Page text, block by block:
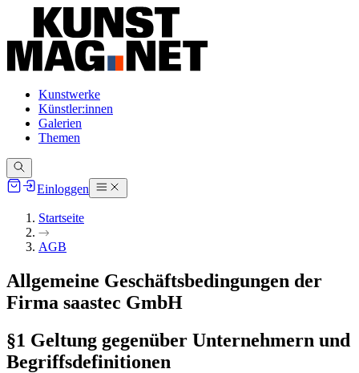
Kunstwerke
Künstler:innen
Galerien
Themen
Einloggen
Startseite
AGB
Allgemeine Geschäftsbedingungen der
Firma saastec GmbH
§1 Geltung gegenüber Unternehmern und
Begriffsdefinitionen